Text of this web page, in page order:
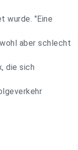
wurde. "Eine
aber schlecht
die sich